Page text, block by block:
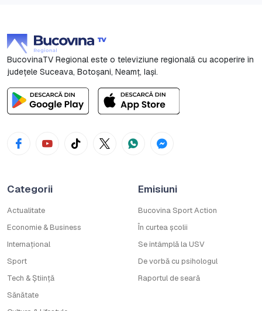
BucovinaTV Regional este o televiziune regională cu acoperire în
județele Suceava, Botoşani, Neamț, Iași.
Categorii
Actualitate
Economie & Business
Internațional
Sport
Tech & Știință
Sănătate
Emisiuni
Bucovina Sport Action
În curtea școlii
Se întâmplă la USV
De vorbă cu psihologul
Raportul de seară